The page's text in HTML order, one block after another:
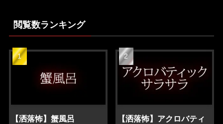
閲覧数ランキング
【洒落怖】蟹風呂
【洒落怖】アクロバティ